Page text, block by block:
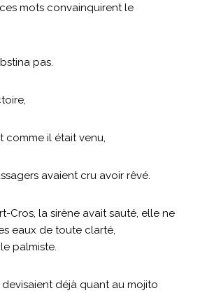
mots convainquirent le
pas.
comme il était venu,
avaient cru avoir rêvé.
Cros, la sirène avait sauté, elle ne
eaux de toute clarté,
palmiste.
déjà quant au mojito